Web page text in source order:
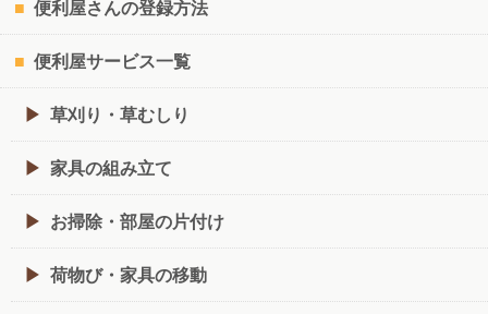
便利屋さんの登録方法
便利屋サービス一覧
草刈り・草むしり
家具の組み立て
お掃除・部屋の片付け
荷物び・家具の移動